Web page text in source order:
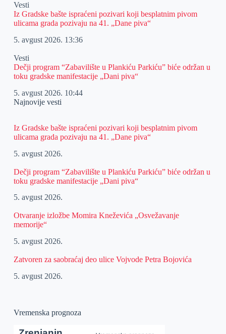
Vesti
Iz Gradske bašte ispraćeni pozivari koji besplatnim pivom
ulicama grada pozivaju na 41. „Dane piva“
5. avgust 2026. 13:36
Vesti
Dečji program “Zabavilište u Plankiću Parkiću” biće održan u
toku gradske manifestacije „Dani piva“
5. avgust 2026. 10:44
Najnovije vesti
Iz Gradske bašte ispraćeni pozivari koji besplatnim pivom
ulicama grada pozivaju na 41. „Dane piva“
5. avgust 2026.
Dečji program “Zabavilište u Plankiću Parkiću” biće održan u
toku gradske manifestacije „Dani piva“
5. avgust 2026.
Otvaranje izložbe Momira Kneževića „Osvežavanje
memorije“
5. avgust 2026.
Zatvoren za saobraćaj deo ulice Vojvode Petra Bojovića
5. avgust 2026.
Vremenska prognoza